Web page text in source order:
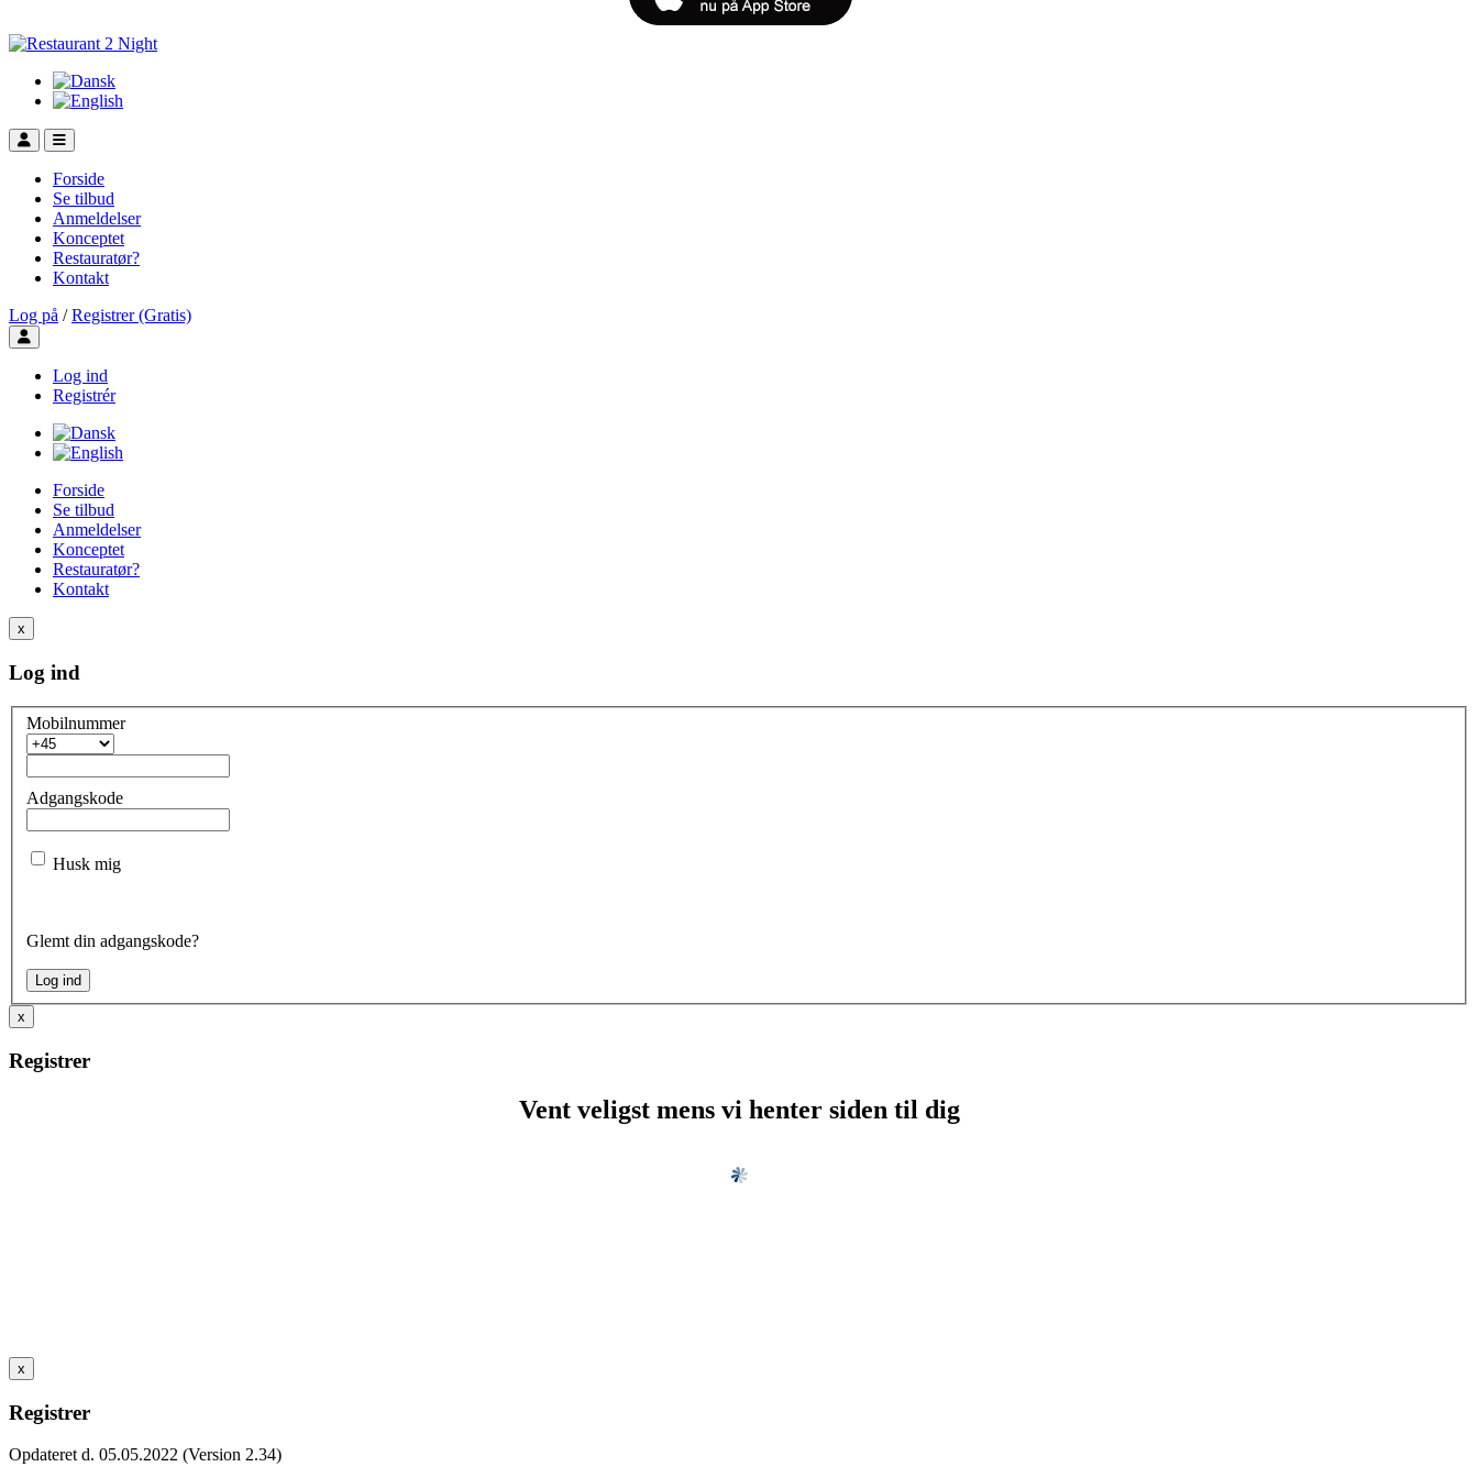
Forside
Se tilbud
Anmeldelser
Konceptet
Restauratør?
Kontakt
Log på / Registrer (Gratis)
Toggle user menu
Log ind
Registrér
Forside
Se tilbud
Anmeldelser
Konceptet
Restauratør?
Kontakt
x
Log ind
Mobilnummer
Adgangskode
Husk mig
Glemt din adgangskode?
x
Registrer
Vent veligst mens vi henter siden til dig
x
Registrer
Opdateret d. 05.05.2022 (Version 2.34)